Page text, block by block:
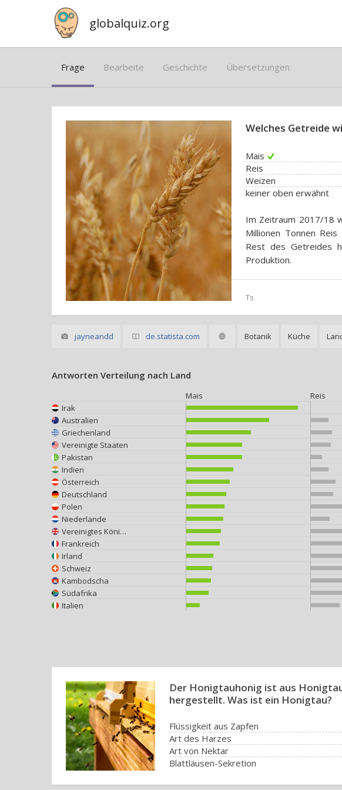
globalquiz.org
Frage Bearbeite Geschichte Übersetzungen
Welches Getreide
Mais
Reis
Weizen
keiner oben erwähnt
Im Zeitraum 2017/18
Millionen Tonnen
Rest des Getreides
Produktion.
Ts
jayneandd de.statista.com Botanik Küche
Antworten Verteilung nach Land
Mais Reis
Irak
Australien
Griechenland
Vereinigte Staaten
Pakistan
Indien
Österreich
Deutschland
Polen
Niederlande
Vereinigtes Königreich
Frankreich
Irland
Schweiz
Kambodscha
Südafrika
Italien
Der Honigtauhonig ist aus
hergestellt. Was ist ein Honigtau?
Flüssigkeit aus Zapfen
Art des Harzes
Art von Nektar
Blattläusen-Sekretion